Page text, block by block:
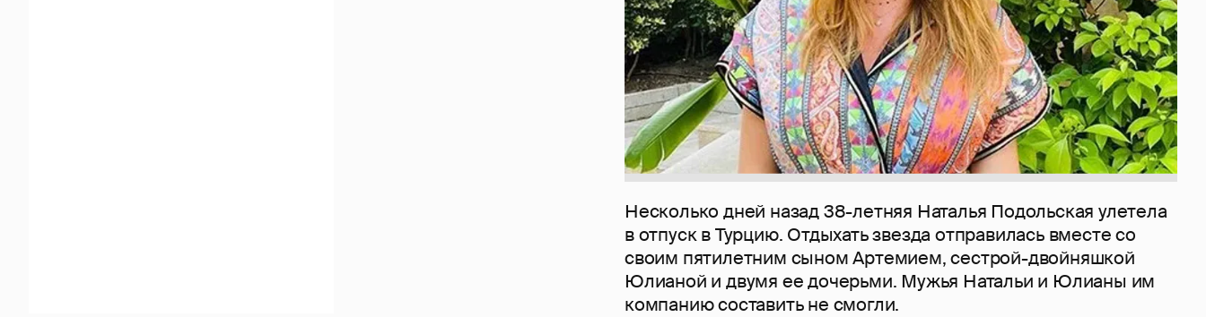
Несколько дней назад 38-летняя Наталья Подольская улетела
в отпуск в Турцию. Отдыхать звезда отправилась вместе со
своим пятилетним сыном Артемием, сестрой-двойняшкой
Юлианой и двумя ее дочерьми. Мужья Натальи и Юлианы им
компанию составить не смогли.